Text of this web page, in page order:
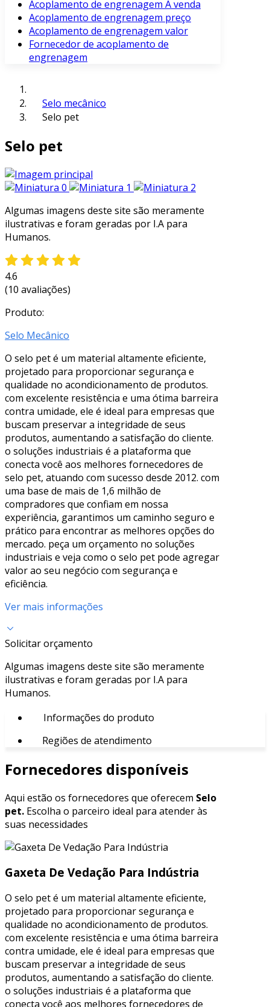
Acoplamento de engrenagem À venda
Acoplamento de engrenagem preço
Acoplamento de engrenagem valor
Fornecedor de acoplamento de
engrenagem
Selo mecânico
Selo pet
Selo pet
Algumas imagens deste site são meramente
ilustrativas e foram geradas por I.A para
Humanos.
4.6
(10 avaliações)
Produto:
Selo Mecânico
O selo pet é um material altamente eficiente,
projetado para proporcionar segurança e
qualidade no acondicionamento de produtos.
com excelente resistência e uma ótima barreira
contra umidade, ele é ideal para empresas que
buscam preservar a integridade de seus
produtos, aumentando a satisfação do cliente.
o soluções industriais é a plataforma que
conecta você aos melhores fornecedores de
selo pet, atuando com sucesso desde 2012. com
uma base de mais de 1,6 milhão de
compradores que confiam em nossa
experiência, garantimos um caminho seguro e
prático para encontrar as melhores opções do
mercado. peça um orçamento no soluções
industriais e veja como o selo pet pode agregar
valor ao seu negócio com segurança e
eficiência.
Ver mais informações
Solicitar orçamento
Algumas imagens deste site são meramente
ilustrativas e foram geradas por I.A para
Humanos.
Informações do produto
Regiões de atendimento
Fornecedores disponíveis
Aqui estão os fornecedores que oferecem Selo
pet. Escolha o parceiro ideal para atender às
suas necessidades
Gaxeta De Vedação Para Indústria
O selo pet é um material altamente eficiente,
projetado para proporcionar segurança e
qualidade no acondicionamento de produtos.
com excelente resistência e uma ótima barreira
contra umidade, ele é ideal para empresas que
buscam preservar a integridade de seus
produtos, aumentando a satisfação do cliente.
o soluções industriais é a plataforma que
conecta você aos melhores fornecedores de